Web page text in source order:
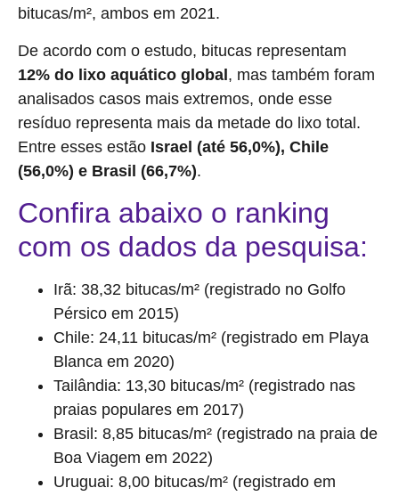
bitucas/m², ambos em 2021.
De acordo com o estudo, bitucas representam
12% do lixo aquático global, mas também foram
analisados casos mais extremos, onde esse
resíduo representa mais da metade do lixo total.
Entre esses estão Israel (até 56,0%), Chile
(56,0%) e Brasil (66,7%).
Confira abaixo o ranking
com os dados da pesquisa:
Irã: 38,32 bitucas/m² (registrado no Golfo
Pérsico em 2015)
Chile: 24,11 bitucas/m² (registrado em Playa
Blanca em 2020)
Tailândia: 13,30 bitucas/m² (registrado nas
praias populares em 2017)
Brasil: 8,85 bitucas/m² (registrado na praia de
Boa Viagem em 2022)
Uruguai: 8,00 bitucas/m² (registrado em